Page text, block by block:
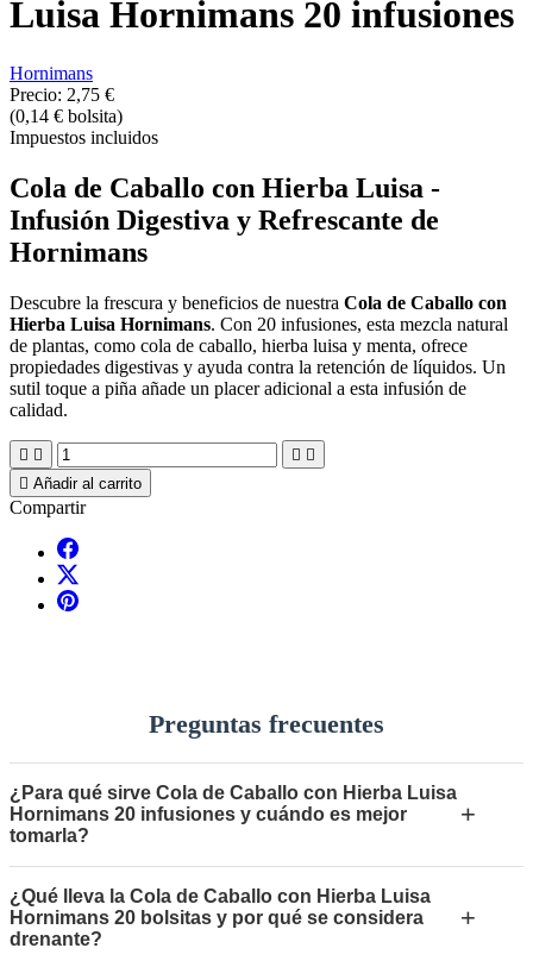
Luisa Hornimans 20 infusiones
Hornimans
Precio: 2,75 €
(0,14 € bolsita)
Impuestos incluidos
Cola de Caballo con Hierba Luisa -
Infusión Digestiva y Refrescante de
Hornimans
Descubre la frescura y beneficios de nuestra Cola de Caballo con
Hierba Luisa Hornimans. Con 20 infusiones, esta mezcla natural
de plantas, como cola de caballo, hierba luisa y menta, ofrece
propiedades digestivas y ayuda contra la retención de líquidos. Un
sutil toque a piña añade un placer adicional a esta infusión de
calidad.
   
 Añadir al carrito
Compartir
Preguntas frecuentes
¿Para qué sirve Cola de Caballo con Hierba Luisa
Hornimans 20 infusiones y cuándo es mejor
tomarla?
+
¿Qué lleva la Cola de Caballo con Hierba Luisa
Hornimans 20 bolsitas y por qué se considera
drenante?
+